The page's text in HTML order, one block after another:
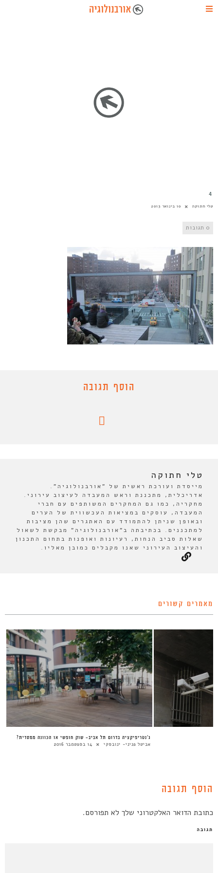
4
טלי חתוקה 10 בינואר 2013
0 תגובות
הוסף תגובה
טלי חתוקה
מייסדת ועורכת ראשית של "אורבנולוגיה".
אדריכלית, מתכננת וראש המעבדה לעיצוב עירוני.
מחקריה, כמו גם המחקרים המשותפים עם חברי
המעבדה, עוסקים במציאות העכשווית של הערים
ובאופן שניתן להתמודד עם האתגרים שהן מציבות
למתכננים. בכתיבתה ב"אורבנולוגיה" מבקשת לשאול
שאלות סביב הנחות, רעיונות ואופנות בתחום התכנון
והעיצוב העירוני שאנו מקבלים כמובן מאליו.
מאמרים קשורים
ג’נטריפיקציה בדרום תל אביב- שוק חופשי או הכוונה ממסדית?
אביטל פניני- ינובסקי 14 בספטמבר 2016
הוסף תגובה
כתובת הדואר האלקטרוני שלך לא תפורסם.
תגובה